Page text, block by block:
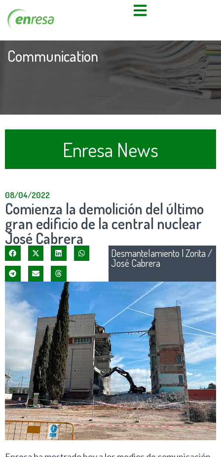
Communication
Enresa News
08/04/2022
Comienza la demolición del último
gran edificio de la central nuclear
José Cabrera
Desmantelamiento |Zorita /
José Cabrera